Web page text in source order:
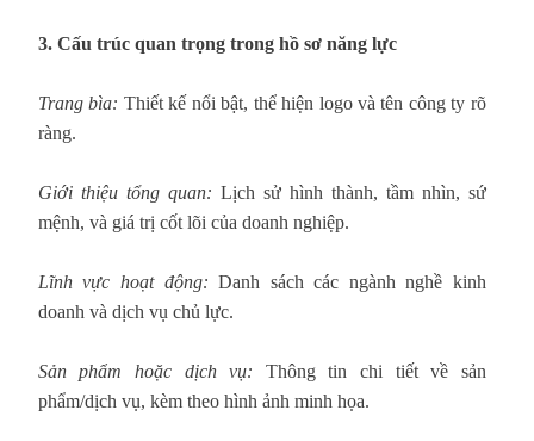
3. Cấu trúc quan trọng trong hồ sơ năng lực
Trang bìa: Thiết kế nổi bật, thể hiện logo và tên công ty rõ
ràng.
Giới thiệu tổng quan: Lịch sử hình thành, tầm nhìn, sứ
mệnh, và giá trị cốt lõi của doanh nghiệp.
Lĩnh vực hoạt động: Danh sách các ngành nghề kinh
doanh và dịch vụ chủ lực.
Sản phẩm hoặc dịch vụ: Thông tin chi tiết về sản
phẩm/dịch vụ, kèm theo hình ảnh minh họa.